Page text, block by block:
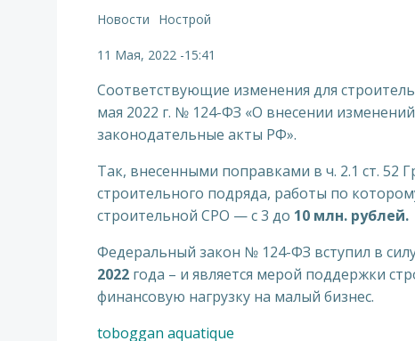
Новости Нострой
11 Мая, 2022 -15:41
Соответствующие изменения для
мая 2022 г. № 124-ФЗ «О внесении
законодательные акты РФ».
Так, внесенными поправками в ч. 2.1 ст. 52
строительного подряда, работы по
строительной СРО — с 3 до 10 млн. рублей.
Федеральный закон № 124-ФЗ вступил в
2022 года – и является мерой поддержки
финансовую нагрузку на малый бизнес.
toboggan aquatique